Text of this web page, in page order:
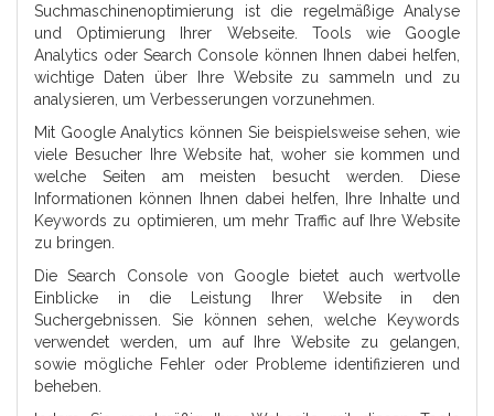
Suchmaschinenoptimierung ist die regelmäßige Analyse
und Optimierung Ihrer Webseite. Tools wie Google
Analytics oder Search Console können Ihnen dabei helfen,
wichtige Daten über Ihre Website zu sammeln und zu
analysieren, um Verbesserungen vorzunehmen.
Mit Google Analytics können Sie beispielsweise sehen, wie
viele Besucher Ihre Website hat, woher sie kommen und
welche Seiten am meisten besucht werden. Diese
Informationen können Ihnen dabei helfen, Ihre Inhalte und
Keywords zu optimieren, um mehr Traffic auf Ihre Website
zu bringen.
Die Search Console von Google bietet auch wertvolle
Einblicke in die Leistung Ihrer Website in den
Suchergebnissen. Sie können sehen, welche Keywords
verwendet werden, um auf Ihre Website zu gelangen,
sowie mögliche Fehler oder Probleme identifizieren und
beheben.